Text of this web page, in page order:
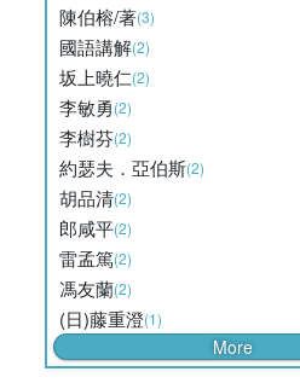
陳伯榕/著(3)
國語講解(2)
坂上曉仁(2)
李敏勇(2)
李樹芬(2)
約瑟夫．亞伯斯(2)
胡品清(2)
郎咸平(2)
雷孟篤(2)
馮友蘭(2)
(日)藤重澄(1)
More